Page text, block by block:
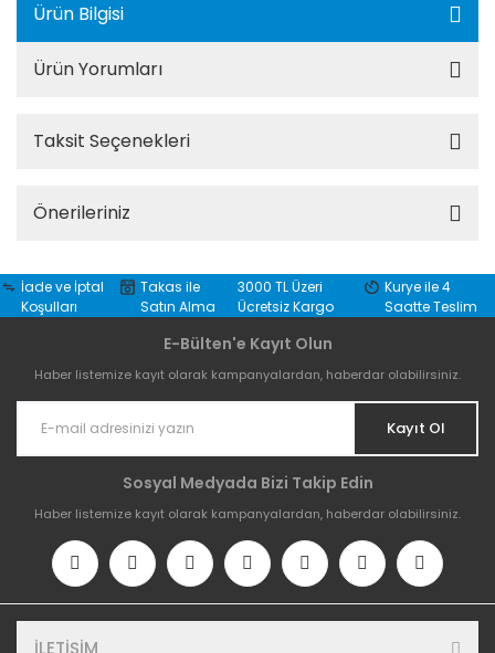
Ürün Bilgisi
Ürün Yorumları
Taksit Seçenekleri
Önerileriniz
İade ve İptal
Koşulları
Takas ile
Satın Alma
3000 TL Üzeri
Ücretsiz Kargo
Kurye ile 4
Saatte Teslim
E-Bülten'e Kayıt Olun
Haber listemize kayıt olarak kampanyalardan, haberdar olabilirsiniz.
Kayıt Ol
Sosyal Medyada Bizi Takip Edin
Haber listemize kayıt olarak kampanyalardan, haberdar olabilirsiniz.
İLETİŞİM